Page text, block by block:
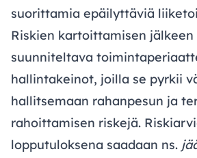
suorittamia epäilyttäviä
Riskien kartoittamisen
suunniteltava
hallintakeinot, joilla se pyrkii
hallitsemaan rahanpesun ja
rahoittamisen riskejä.
lopputuloksena saadaan ns.